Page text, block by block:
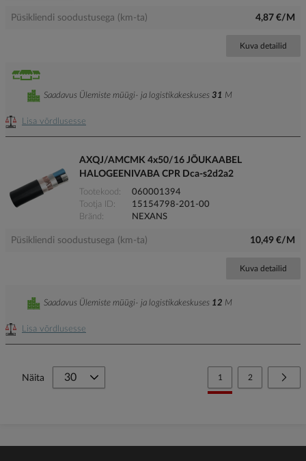
Püsikliendi soodustusega (km-ta) 4,87 €/M
Kuva detailid
Lisa võrdlusesse
Saadavus Ülemiste müügi- ja logistikakeskuses 31 M
AXQJ/AMCMK 4x50/16 JÕUKAABEL
HALOGEENIVABA CPR Dca-s2d2a2
Tootekood
060001394
Tootja ID
15154798-201-00
Bränd
NEXANS
Püsikliendi soodustusega (km-ta) 10,49 €/M
Kuva detailid
Lisa võrdlusesse
Saadavus Ülemiste müügi- ja logistikakeskuses 12 M
PageYou're currently reading
1 Page
2
Näita